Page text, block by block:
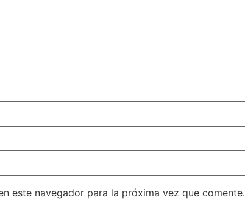
este navegador para la próxima vez que comente.